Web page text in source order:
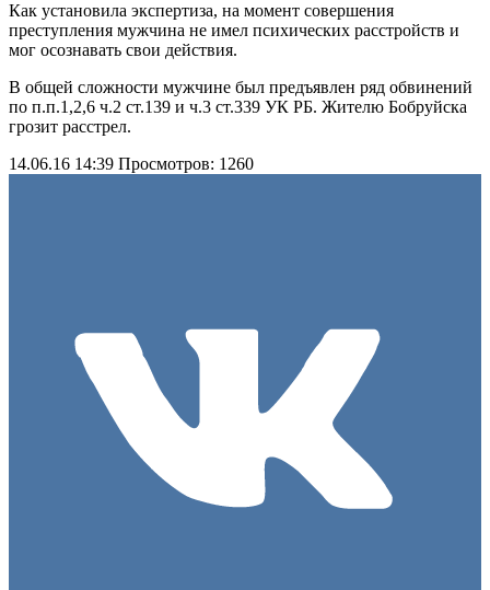
Как установила экспертиза, на момент совершения
преступления мужчина не имел психических расстройств и
мог осознавать свои действия.
В общей сложности мужчине был предъявлен ряд обвинений
по п.п.1,2,6 ч.2 ст.139 и ч.3 ст.339 УК РБ. Жителю Бобруйска
грозит расстрел.
14.06.16 14:39 Просмотров: 1260